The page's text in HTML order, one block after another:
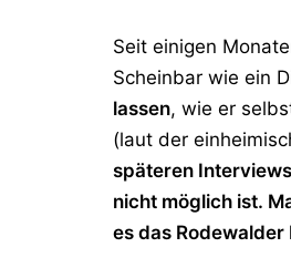
Seit einigen
Scheinbar wie ein
lassen, wie er
(laut der
späteren
nicht möglich ist.
es das Rodewalder